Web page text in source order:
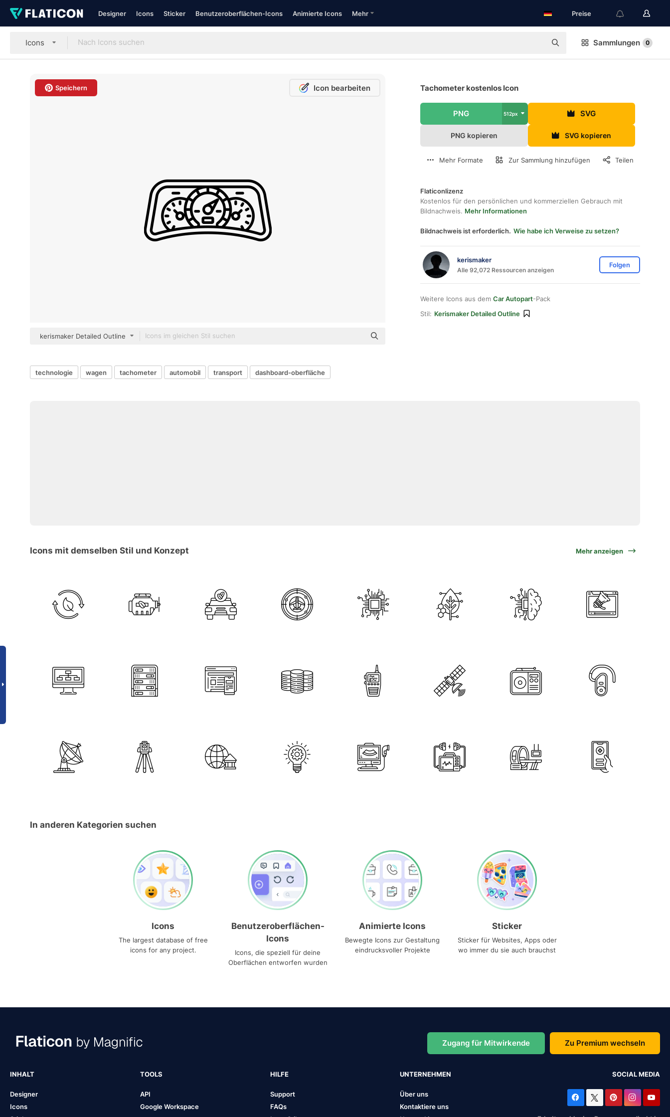
Designer Icons Sticker Benutzeroberflächen-Icons Animierte Icons Mehr Preise
Icons Sammlungen 0
Speichern Icon bearbeiten
kerismaker Detailed Outline
Tachometer kostenlos Icon
PNG 512px SVG
PNG kopieren SVG kopieren
Mehr Formate Zur Sammlung hinzufügen Teilen
Flaticonlizenz
Kostenlos für den persönlichen und kommerziellen Gebrauch mit
Bildnachweis. Mehr Informationen
Bildnachweis ist erforderlich. Wie habe ich Verweise zu setzen?
kerismaker
Alle 92,072 Ressourcen anzeigen
Folgen
Weitere Icons aus dem Car Autopart-Pack
Stil: Kerismaker Detailed Outline
technologie wagen tachometer automobil transport dashboard-oberfläche
Icons mit demselben Stil und Konzept Mehr anzeigen
In anderen Kategorien suchen
Icons
The largest database of free
icons for any project.
Benutzeroberflächen-
Icons
Icons, die speziell für deine
Oberflächen entworfen wurden
Animierte Icons
Bewegte Icons zur Gestaltung
eindrucksvoller Projekte
Sticker
Sticker für Websites, Apps oder
wo immer du sie auch brauchst
Zugang für Mitwirkende Zu Premium wechseln
INHALT
Designer
Icons
TOOLS
API
Google Workspace
HILFE
Support
FAQs
UNTERNEHMEN
Über uns
Kontaktiere uns
SOCIAL MEDIA